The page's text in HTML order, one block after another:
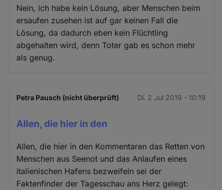
Nein, ich habe kein Lösung, aber Menschen beim
ersaufen zusehen ist auf gar keinen Fall die
Lösung, da dadurch eben kein Flüchtling
abgehalten wird, denn Toter gab es schon mehr
als genug.
Petra Pausch (nicht überprüft) Di. 2 Jul 2019 - 10:19
Allen, die hier in den
Allen, die hier in den Kommentaren das Retten von
Menschen aus Seenot und das Anlaufen eines
italienischen Hafens bezweifeln sei der
Faktenfinder der Tagesschau ans Herz gelegt: